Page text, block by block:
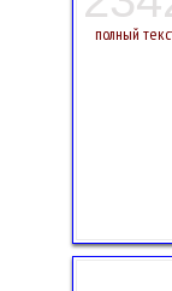
полный